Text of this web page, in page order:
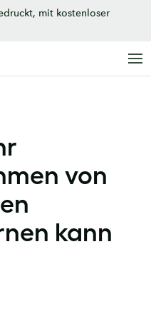
mit kostenloser
von
kann